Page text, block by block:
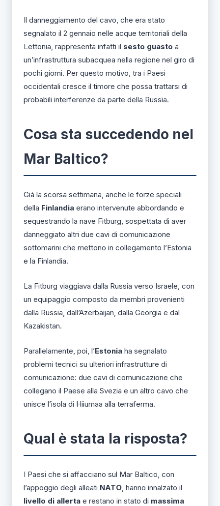
Il danneggiamento del cavo, che era stato
segnalato il 2 gennaio nelle acque territoriali della
Lettonia, rappresenta infatti il sesto guasto a
un’infrastruttura subacquea nella regione nel giro di
pochi giorni. Per questo motivo, tra i Paesi
occidentali cresce il timore che possa trattarsi di
probabili interferenze da parte della Russia.
Cosa sta succedendo nel
Mar Baltico?
Già la scorsa settimana, anche le forze speciali
della Finlandia erano intervenute abbordando e
sequestrando la nave Fitburg, sospettata di aver
danneggiato altri due cavi di comunicazione
sottomarini che mettono in collegamento l’Estonia
e la Finlandia.
La Fitburg viaggiava dalla Russia verso Israele, con
un equipaggio composto da membri provenienti
dalla Russia, dall’Azerbaijan, dalla Georgia e dal
Kazakistan.
Parallelamente, poi, l’Estonia ha segnalato
problemi tecnici su ulteriori infrastrutture di
comunicazione: due cavi di comunicazione che
collegano il Paese alla Svezia e un altro cavo che
unisce l’isola di Hiiumaa alla terraferma.
Qual è stata la risposta?
I Paesi che si affacciano sul Mar Baltico, con
l’appoggio degli alleati NATO, hanno innalzato il
livello di allerta e restano in stato di massima